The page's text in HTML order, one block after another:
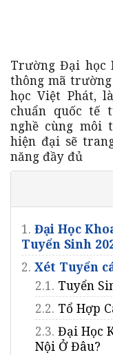
Trường Đại học
thông mã
học Việt Phát,
chuẩn quốc tế
nghề cùng môi
hiện đại sẽ
năng đầy đủ
1. Đại Học
Tuyển Sinh
2. Xét Tuyển
2.1. Tuyển
2.2. Tổ Hợp
2.3. Đại Học
Nội Ở Đâu?